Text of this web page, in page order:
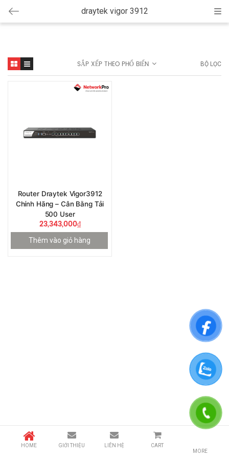
draytek vigor 3912
SẮP XẾP THEO PHỔ BIẾN BỘ LỌC
Router Draytek Vigor3912
Chính Hãng – Cân Bằng Tải
500 User
23,343,000₫
Thêm vào giỏ hàng
HOME GIỚI THIỆU LIÊN HỆ
CART
MORE